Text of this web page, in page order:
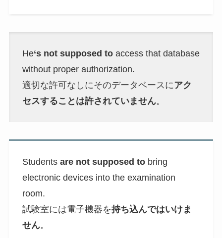
He‘s not supposed toaccess that database
without proper authorization.
適切な許可なしにそのデータベースにアク
セスすることは許されていません。
Students are not supposed to bring
electronic devices into the examination
room.
試験室には電子機器を持ち込んではいけま
せん。